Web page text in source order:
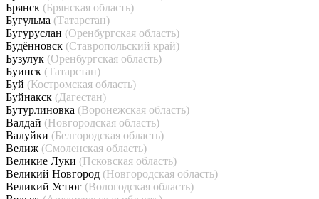
Брянск (Брянская область)
Бугульма (Татарстан)
Бугуруслан (Оренбургская область)
Будённовск (Ставропольский край)
Бузулук (Оренбургская область)
Буинск (Татарстан)
Буй (Костромская область)
Буйнакск (Дагестан)
Бутурлиновка (Воронежская область)
Валдай (Новгородская область)
Валуйки (Белгородская область)
Велиж (Смоленская область)
Великие Луки (Псковская область)
Великий Новгород (Новгородская область)
Великий Устюг (Вологодская область)